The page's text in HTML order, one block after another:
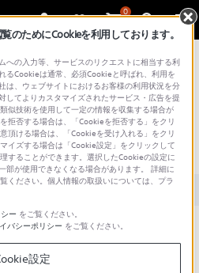
0
い合わせ VGN シリーズ
取扱説明書 Q&A
製品に関する重要なお知らせ
お知らせ
のためにCookieを利用しております。
への入力等、サービスのリクエストに相当する利
るCookieは通常、必須Cookieと呼ばれ、利用を
は、ウェブサイトにおけるお客様の利用状況を分
してよりカスタマイズされたサービス・広告を提
似技術を使用して一定の情報を収集する場合が
拒否する場合は、「Cookieを拒否する」をクリ
頂ける場合は、「Cookieを受け入れる」をクリ
イズする場合は「Cookie設定」をクリックして
することができます。選択したCookieの設定に
部が使用できなくなる場合があります。 詳細に
ください。個人情報の取扱いについては、プラ
ー をご覧ください。
バシーポリシー をご覧ください。
設定